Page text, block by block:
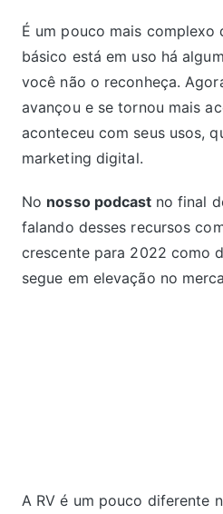
É um pouco mais complexo
básico está em uso há
você não o reconheça.
avançou e se tornou mais
aconteceu com seus usos,
marketing digital.
No nosso podcast no final
falando desses recursos
crescente para 2022 como
segue em elevação no
A RV é um pouco diferente